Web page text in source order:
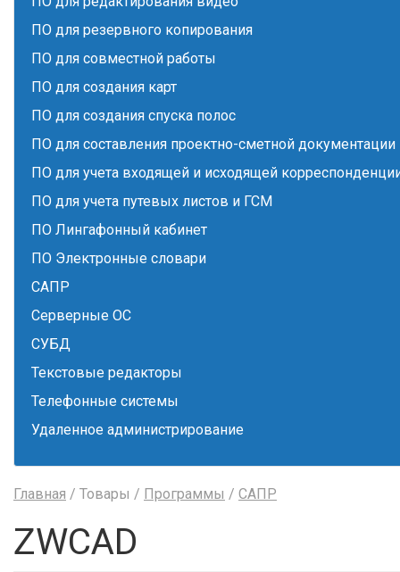
ПО для резервного копирования
ПО для совместной работы
ПО для создания карт
ПО для создания спуска полос
ПО для составления проектно-сметной документации
ПО для учета входящей и исходящей
ПО для учета путевых листов и ГСМ
ПО Лингафонный кабинет
ПО Электронные словари
САПР
Серверные ОС
СУБД
Текстовые редакторы
Телефонные системы
Удаленное администрирование
Главная / Товары / Программы / САПР
ZWCAD